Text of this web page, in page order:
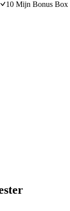
10 Mijn Bonus Box